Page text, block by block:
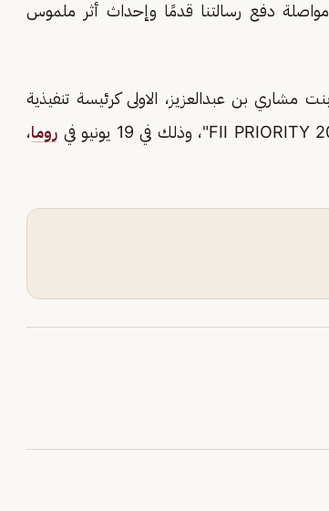
مواصلة دفع رسالتنا قدمًا وإحداث أثر ملموس
مشاري بن عبدالعزيز، الاولى كرئيسة تنفيذية
روما،